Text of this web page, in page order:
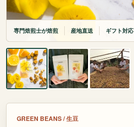
専門焙煎士が焙煎 産地直送 ギフト対応
GREEN BEANS / 生豆